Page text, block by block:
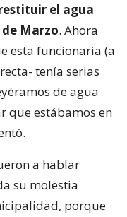
el agua
Marzo. Ahora
esta funcionaria (a
tenía serias
de agua
que estábamos en
a hablar
su molestia
porque